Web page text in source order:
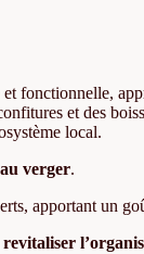
et fonctionnelle,
et des
local.
verger.
apportant un